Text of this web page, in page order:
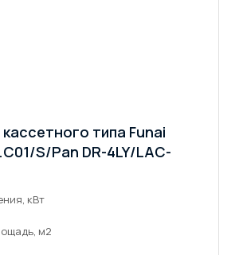
типа Funai
S/Pan DR-4LY/LAC-
кВт
м2